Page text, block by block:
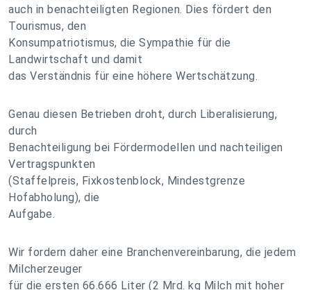
auch in benachteiligten Regionen. Dies fördert den
Tourismus, den
Konsumpatriotismus, die Sympathie für die
Landwirtschaft und damit
das Verständnis für eine höhere Wertschätzung.
Genau diesen Betrieben droht, durch Liberalisierung,
durch
Benachteiligung bei Fördermodellen und nachteiligen
Vertragspunkten
(Staffelpreis, Fixkostenblock, Mindestgrenze
Hofabholung), die
Aufgabe.
Wir fordern daher eine Branchenvereinbarung, die jedem
Milcherzeuger
für die ersten 66.666 Liter (2 Mrd. kg Milch mit hoher